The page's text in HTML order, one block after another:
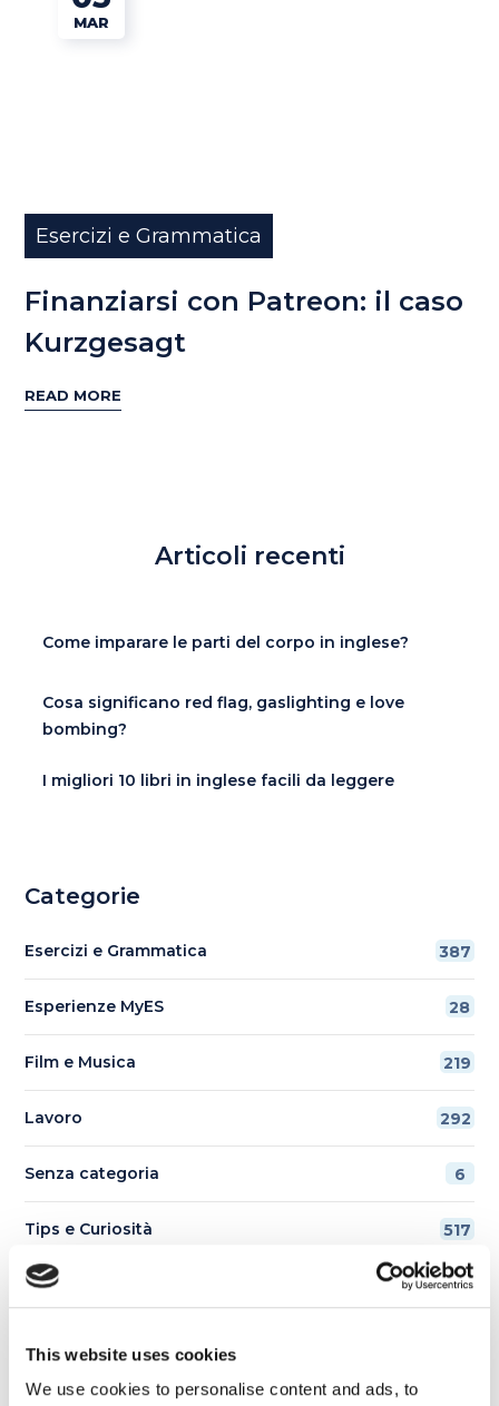
This website uses cookies
We use cookies to personalise content and ads, to
MAR
Esercizi e Grammatica
Finanziarsi con Patreon: il caso
Kurzgesagt
READ MORE
Articoli recenti
Come imparare le parti del corpo in inglese?
Cosa significano red flag, gaslighting e love
bombing?
I migliori 10 libri in inglese facili da leggere
Categorie
Esercizi e Grammatica 387
Esperienze MyES 28
Film e Musica 219
Lavoro 292
Senza categoria 6
Tips e Curiosità 517
Ti è piaciuto l'articolo?
Non perderti più nulla da My English School. Tutte le